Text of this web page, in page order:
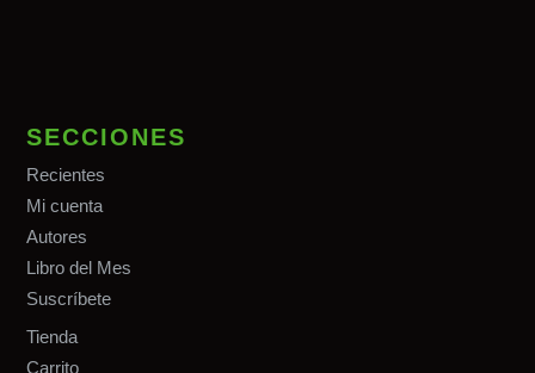
SECCIONES
Recientes
Mi cuenta
Autores
Libro del Mes
Suscríbete
Tienda
Carrito